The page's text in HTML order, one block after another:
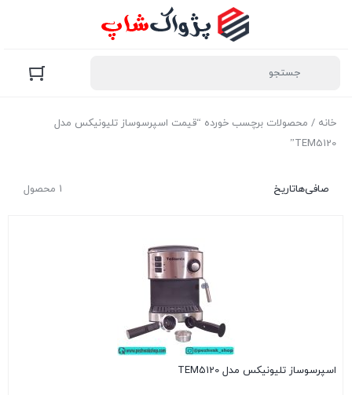
خانه / محصولات برچسب خورده “قیمت اسپرسوساز تلیونیکس مدل
TEM5120”
1 محصول صافی‌هاتاریخ
اسپرسوساز تلیونیکس مدل TEM5120